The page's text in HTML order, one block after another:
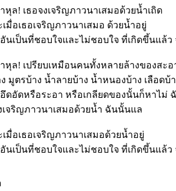
หุล! เธอจงเจริญภาวนาเสมอด้วยน้ำเถิด
เมื่อเธอเจริญภาวนาเสมอ ด้วยน้ำอยู่
นเป็นที่ชอบใจและไม่ชอบใจ ที่เกิดขึ้นแล้ว
หุล! เปรียบเหมือนคนทั้งหลายล้างของสะ
มูตรบ้าง น้ำลายบ้าง น้ำหนองบ้าง เลือดบ้
ดอัดหรือระอา หรือเกลียดของนั้นก็หาไม่
เจริญภาวนาเสมอด้วยน้ำ ฉันนั้นแล
เมื่อเธอเจริญภาวนาเสมอด้วยน้ำอยู่
นเป็นที่ชอบใจและไม่ชอบใจ ที่เกิดขึ้นแล้ว